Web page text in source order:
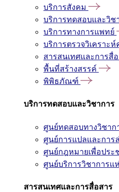
บริการสังคม
บริการทดสอบและวิช
บริการทางการแพทย์
บริการตรวจวิเคราะ
สารสนเทศและการสื่
พื้นที่สร้างสรรค์
พิพิธภัณฑ์
บริการทดสอบและวิชาการ
ศูนย์ทดสอบทางวิชาก
ศูนย์การแปลและการ
ศูนย์กฎหมายเพื่อประ
ศูนย์บริการวิชาการแ
สารสนเทศและการสื่อสาร